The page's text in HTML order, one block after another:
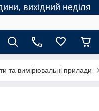
вихідний неділя
та вимірювальні прилади